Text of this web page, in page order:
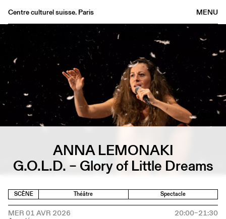
MENU
Centre culturel suisse. Paris
Agenda
Buvette
Archives
Médiathèque
Éditions
Informations
ANNA LEMONAKI
G.O.L.D. – Glory of Little Dreams
SCÈNE Théâtre Spectacle
MER 01 AVR 2026 20:00–21:30